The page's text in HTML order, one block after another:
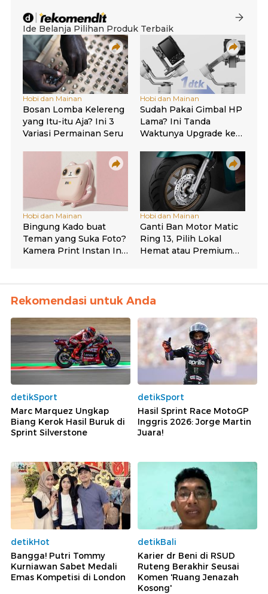
Rekomendasi untuk Anda
detikSport
Marc Marquez Ungkap
Biang Kerok Hasil Buruk di
Sprint Silverstone
detikSport
Hasil Sprint Race MotoGP
Inggris 2026: Jorge Martin
Juara!
detikHot
Bangga! Putri Tommy
Kurniawan Sabet Medali
Emas Kompetisi di London
detikBali
Karier dr Beni di RSUD
Ruteng Berakhir Seusai
Komen 'Ruang Jenazah
Kosong'